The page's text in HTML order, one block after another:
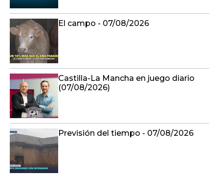
El campo - 07/08/2026
Castilla-La Mancha en juego diario
(07/08/2026)
Previsión del tiempo - 07/08/2026